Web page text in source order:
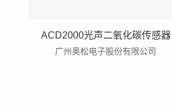
ACD2000光声二氧化碳传感器
广州奥松电子股份有限公司